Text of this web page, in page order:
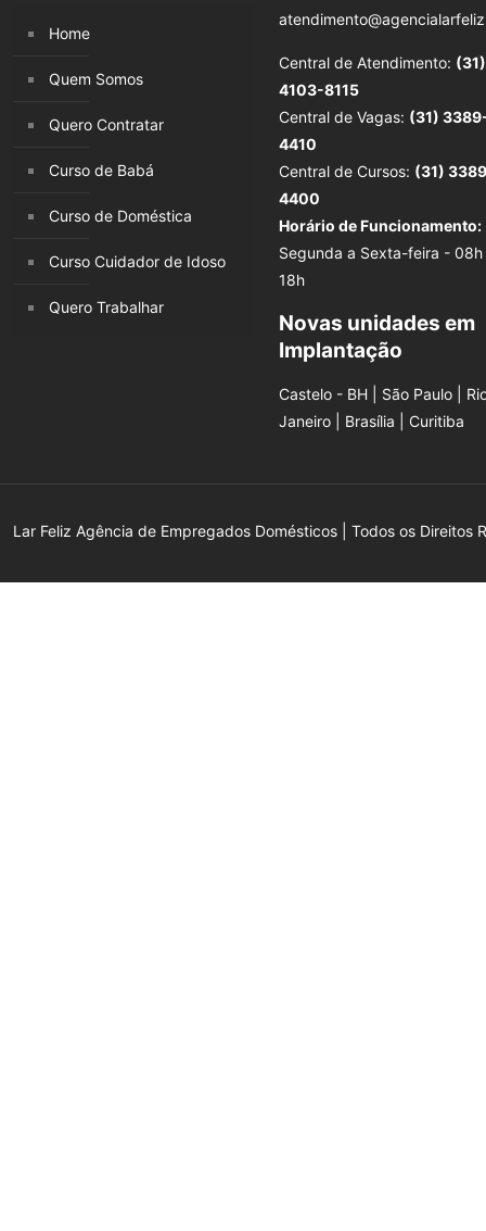
Home
Quem Somos
Quero Contratar
Curso de Babá
Curso de Doméstica
Curso Cuidador de Idoso
Quero Trabalhar
Central de Atendimento: (31)
4103-8115
Central de Vagas: (31)
4410
Central de Cursos: (31)
4400
Horário de Funcionamento:
Segunda a Sexta-feira - 08h
18h
Novas unidades em
Implantação
Castelo - BH | São Paulo |
Janeiro | Brasília | Curitiba
Lar Feliz Agência de Empregados Domésticos | Todos os Direitos